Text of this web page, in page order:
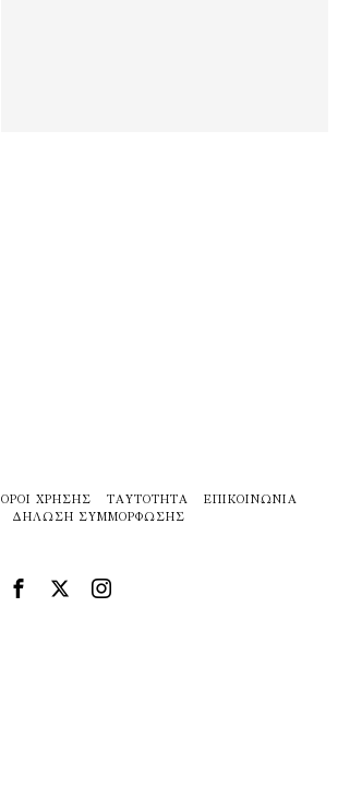
ΌΡΟΙ ΧΡΉΣΗΣ ΤΑΥΤΌΤΗΤΑ
ΕΠΙΚΟΙΝΩΝΊΑ
ΔΉΛΩΣΗ ΣΥΜΜΌΡΦΩΣΗΣ